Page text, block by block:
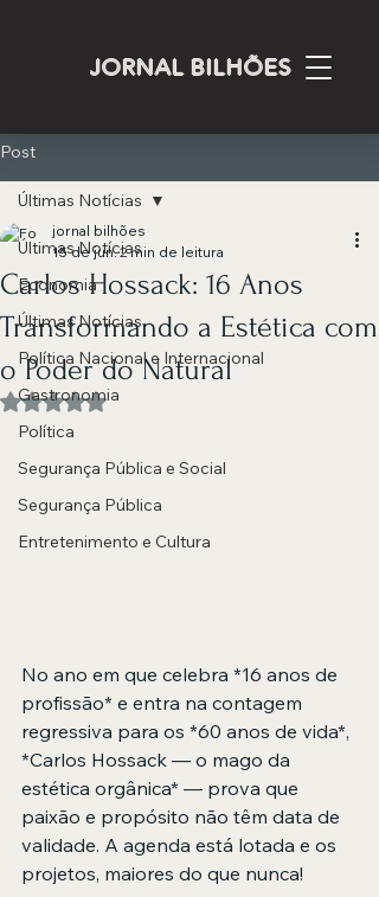
JORNAL BILHÕES
Post
Últimas Notícias
Economia
Últimas Notícias
Política Nacional e Internacional
Gastronomia
Política
Segurança Pública e Social
Segurança Pública
Entretenimento e Cultura
Últimas Notícias
Carlos Hossack: 16 Anos
Transformando a Estética com
o Poder do Natural
jornal bilhões
15 de jun.2 min de leitura
Avaliado com NaN de 5 estrelas.
No ano em que celebra *16 anos de
profissão* e entra na contagem
regressiva para os *60 anos de vida*,
*Carlos Hossack — o mago da
estética orgânica* — prova que
paixão e propósito não têm data de
validade. A agenda está lotada e os
projetos, maiores do que nunca!